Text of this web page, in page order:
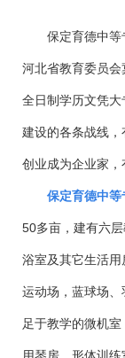
保定育德中
河北省教育委员会
全日制学历文凭
建设的各条战线
创业成为企业家，
保定育德中等
50多亩 ，建有六
浴室及其它生活用
运动场，蓝球场
足于教学的微机